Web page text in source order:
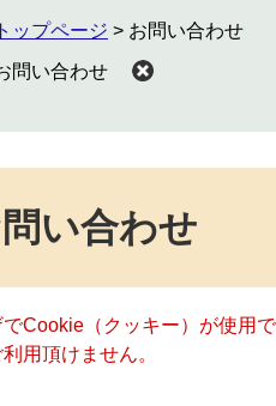
トップページ > お問い合わせ
問い合わせ
い合わせ
Cookie（クッキー）が使用
用頂けません。